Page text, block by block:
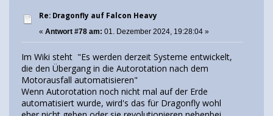
Re: Dragonfly auf Falcon Heavy
« Antwort #78 am: 01. Dezember 2024, 19:28:04 »
Im Wiki steht "Es werden derzeit Systeme entwickelt,
die den Übergang in die Autorotation nach dem
Motorausfall automatisieren"
Wenn Autorotation noch nicht mal auf der Erde
automatisiert wurde, wird's das für Dragonfly wohl